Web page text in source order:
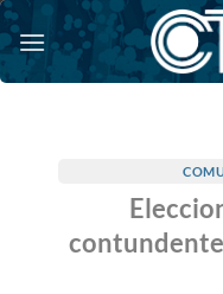
Saltar
al
contenido